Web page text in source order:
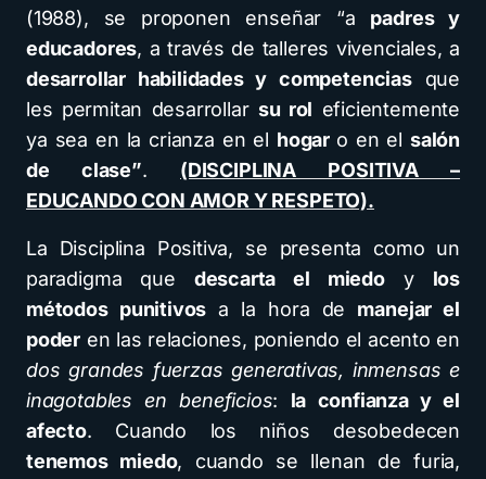
(1988), se proponen enseñar “a padres y
educadores, a través de talleres vivenciales, a
desarrollar habilidades y competenciasque
les permitan desarrollar su rol eficientemente
ya sea en la crianza en el hogar o en el salón
de clase”. (DISCIPLINA POSITIVA –
EDUCANDO CON AMOR Y RESPETO).
La Disciplina Positiva, se presenta como un
paradigma que descarta el miedoy los
métodos punitivos a la hora de manejar el
poder en las relaciones, poniendo el acento en
dos grandes fuerzas generativas, inmensas e
inagotables en beneficios: la confianza y el
afecto. Cuando los niños desobedecen
tenemos miedo, cuando se llenan de furia,